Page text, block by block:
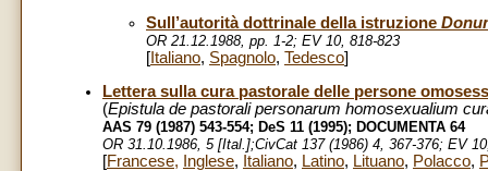
Sull’autorità dottrinale della istruzione
OR 21.12.1988, pp. 1-2; EV 10, 818-823
[ Italiano, Spagnolo, Tedesco]
Lettera sulla cura pastorale delle persone
(Epistula de pastorali personarum homosexualium
AAS 79 (1987) 543-554; DeS 11 (1995); DOCUMENTA 64
OR 31.10.1986, 5 [Ital.];CivCat 137 (1986) 4, 367-376; EV
[Francese, Inglese, Italiano, Latino, Lituano, Polacco,